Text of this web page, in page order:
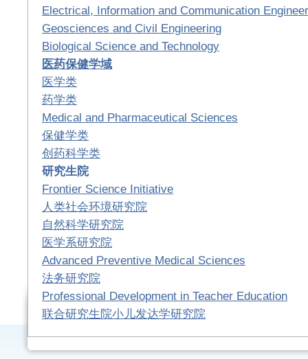
Electrical, Information and Communication
Geosciences and Civil Engineering
Biological Science and Technology
医药保健学域
医学类
药学类
Medical and Pharmaceutical Sciences
保健学类
创药科学类
研究生院
Frontier Science Initiative
人类社会环境研究院
自然科学研究院
医学系研究院
Advanced Preventive Medical Sciences
法务研究院
Professional Development in Teacher Education
联合研究生院小儿发达学研究院